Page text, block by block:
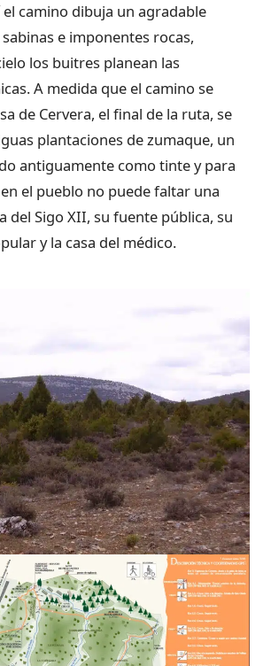
camino dibuja un agradable
e imponentes rocas,
los buitres planean las
A medida que el camino se
de Cervera, el final de la ruta, se
plantaciones de zumaque, un
antiguamente como tinte y para
el pueblo no puede faltar una
del Sigo XII, su fuente pública, su
y la casa del médico.